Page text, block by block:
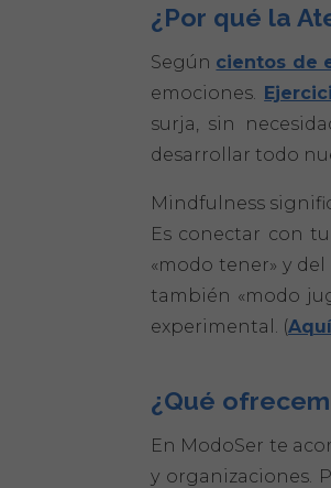
¿Por qué la
Según cientos de
emociones.
surja, sin
desarrollar todo
Mindfulness
Es conectar con
«modo tener» y
también «modo
experimental. (Aquí
¿Qué
En ModoSer te
y organizaciones.